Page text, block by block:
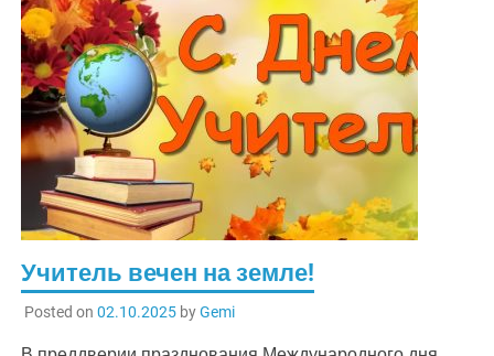
Учитель вечен на земле!
Posted on 02.10.2025byGemi